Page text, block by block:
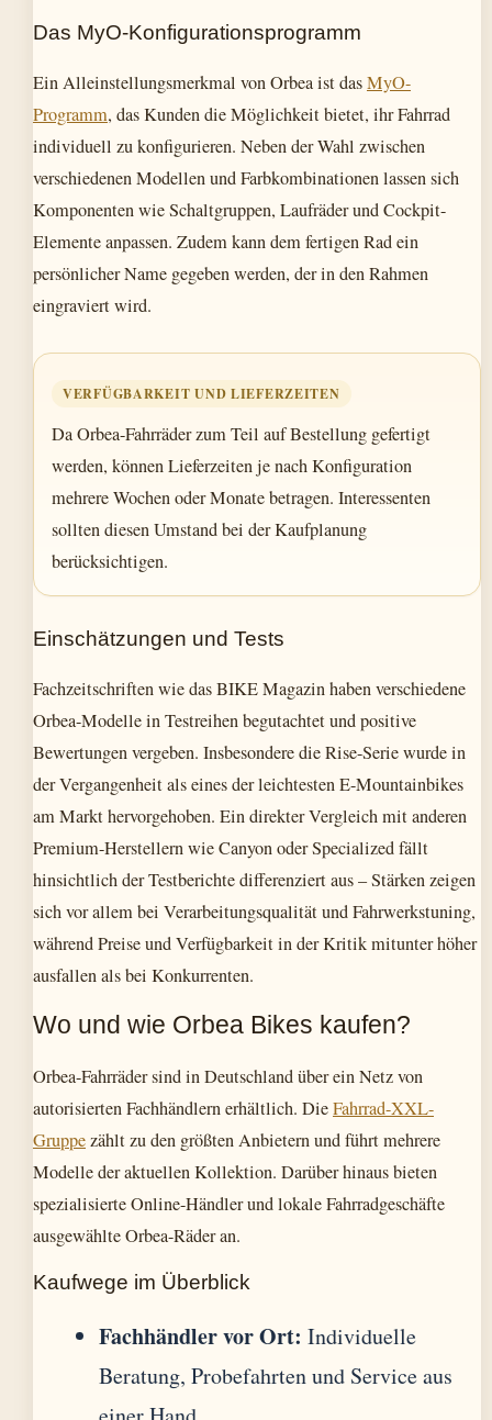
Das MyO-Konfigurationsprogramm
Ein Alleinstellungsmerkmal von Orbea ist dasMyO-
Programm, das Kunden die Möglichkeit bietet, ihr Fahrrad
individuell zu konfigurieren. Neben der Wahl zwischen
verschiedenen Modellen und Farbkombinationen lassen sich
Komponenten wie Schaltgruppen, Laufräder und Cockpit-
Elemente anpassen. Zudem kann dem fertigen Rad ein
persönlicher Name gegeben werden, der in den Rahmen
eingraviert wird.
VERFÜGBARKEIT UND LIEFERZEITEN
Da Orbea-Fahrräder zum Teil auf Bestellung gefertigt
werden, können Lieferzeiten je nach Konfiguration
mehrere Wochen oder Monate betragen. Interessenten
sollten diesen Umstand bei der Kaufplanung
berücksichtigen.
Einschätzungen und Tests
Fachzeitschriften wie das BIKE Magazin haben verschiedene
Orbea-Modelle in Testreihen begutachtet und positive
Bewertungen vergeben. Insbesondere die Rise-Serie wurde in
der Vergangenheit als eines der leichtesten E-Mountainbikes
am Markt hervorgehoben. Ein direkter Vergleich mit anderen
Premium-Herstellern wie Canyon oder Specialized fällt
hinsichtlich der Testberichte differenziert aus – Stärken zeigen
sich vor allem bei Verarbeitungsqualität und Fahrwerkstuning,
während Preise und Verfügbarkeit in der Kritik mitunter höher
ausfallen als bei Konkurrenten.
Wo und wie Orbea Bikes kaufen?
Orbea-Fahrräder sind in Deutschland über ein Netz von
autorisierten Fachhändlern erhältlich. DieFahrrad-XXL-
Gruppezählt zu den größten Anbietern und führt mehrere
Modelle der aktuellen Kollektion. Darüber hinaus bieten
spezialisierte Online-Händler und lokale Fahrradgeschäfte
ausgewählte Orbea-Räder an.
Kaufwege im Überblick
Fachhändler vor Ort: Individuelle
Beratung, Probefahrten und Service aus